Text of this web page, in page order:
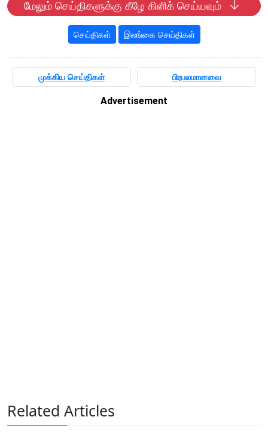
மேலும் செய்திகளுக்கு கீழே கிளிக் செய்யவும்
செய்திகள் இலங்கை செய்திகள்
முக்கிய செய்திகள் பிரபலமானவை
Advertisement
Related Articles